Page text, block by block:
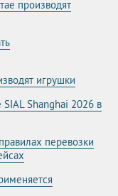
производят
игрушки
Shanghai 2026 в
перевозки